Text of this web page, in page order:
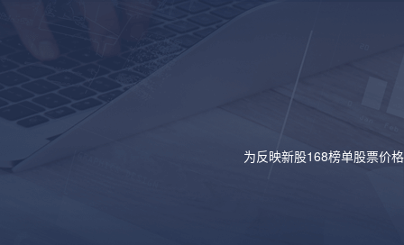
为反映新股168榜单股票价